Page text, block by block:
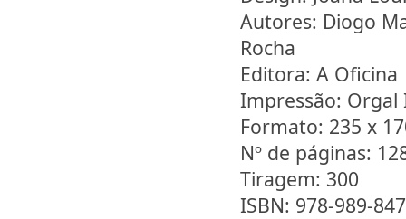
Autores: Diogo
Rocha
Editora: A Oficina
Impressão: Orgal
Formato: 235 x
Nº de páginas:
Tiragem: 300
ISBN: 978-989-